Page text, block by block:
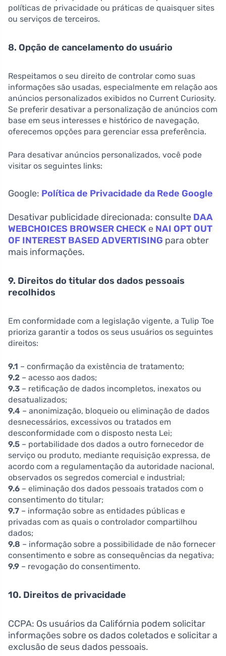
políticas de privacidade ou práticas de quaisquer sites
ou serviços de terceiros.
8. Opção de cancelamento do usuário
Respeitamos o seu direito de controlar como suas
informações são usadas, especialmente em relação aos
anúncios personalizados exibidos no Current Curiosity.
Se preferir desativar a personalização de anúncios com
base em seus interesses e histórico de navegação,
oferecemos opções para gerenciar essa preferência.
Para desativar anúncios personalizados, você pode
visitar os seguintes links:
Google: Política de Privacidade da Rede Google
Desativar publicidade direcionada: consulte DAA
WEBCHOICES BROWSER CHECK e NAI OPT OUT
OF INTEREST BASED ADVERTISING para obter
mais informações.
9. Direitos do titular dos dados pessoais
recolhidos
Em conformidade com a legislação vigente, a Tulip Toe
prioriza garantir a todos os seus usuários os seguintes
direitos:
9.1 – confirmação da existência de tratamento;
9.2 – acesso aos dados;
9.3 – retificação de dados incompletos, inexatos ou
desatualizados;
9.4 – anonimização, bloqueio ou eliminação de dados
desnecessários, excessivos ou tratados em
desconformidade com o disposto nesta Lei;
9.5 – portabilidade dos dados a outro fornecedor de
serviço ou produto, mediante requisição expressa, de
acordo com a regulamentação da autoridade nacional,
observados os segredos comercial e industrial;
9.6 – eliminação dos dados pessoais tratados com o
consentimento do titular;
9.7 – informação sobre as entidades públicas e
privadas com as quais o controlador compartilhou
dados;
9.8 – informação sobre a possibilidade de não fornecer
consentimento e sobre as consequências da negativa;
9.9 – revogação do consentimento.
10. Direitos de privacidade
CCPA: Os usuários da Califórnia podem solicitar
informações sobre os dados coletados e solicitar a
exclusão de seus dados pessoais.